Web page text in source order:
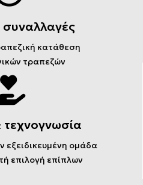
κατάθεση
τραπεζών
τεχνογνωσία
εξειδικευμένη ομάδα
επιλογή επίπλων